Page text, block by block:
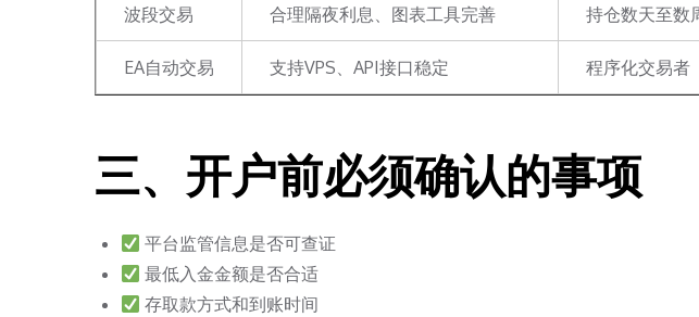
波段交易 合理隔夜利息、图表工具完善 持仓数天至数
EA自动交易 支持VPS、API接口稳定 程序化交易者
三、开户前必须确认的事项
平台监管信息是否可查证
最低入金金额是否合适
存取款方式和到账时间